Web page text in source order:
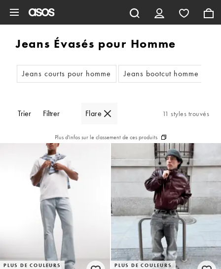
Jeans Évasés pour Homme
Jeans courts pour homme Jeans bootcut homme
Trier Filtrer Flare 11 styles trouvés
Plus d'infos sur le classement de ces produits
PLUS DE COULEURS PLUS DE COULEURS